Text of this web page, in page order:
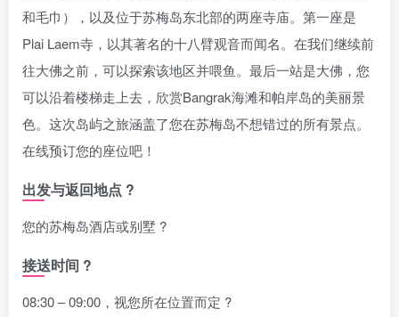
和毛巾），以及位于苏梅岛东北部的两座寺庙。第一座是
Plai Laem寺，以其著名的十八臂观音而闻名。在我们继续前
往大佛之前，可以探索该地区并喂鱼。最后一站是大佛，您
可以沿着楼梯走上去，欣赏Bangrak海滩和帕岸岛的美丽景
色。这次岛屿之旅涵盖了您在苏梅岛不想错过的所有景点。
在线预订您的座位吧！
出发与返回地点 ?
您的苏梅岛酒店或别墅 ?
接送时间 ?
08:30 – 09:00，视您所在位置而定 ?